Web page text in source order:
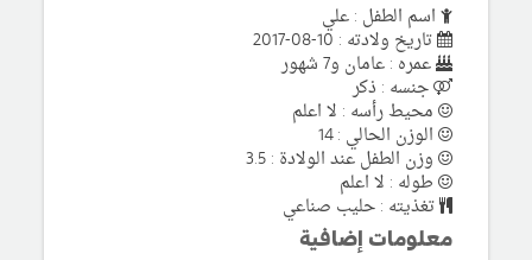
اسم الطفل : علي
تاريخ ولادته : 10-08-2017
عمره : عامان و7 شهور
جنسه : ذكر
محيط رأسه : لا اعلم
الوزن الحالي : 14
وزن الطفل عند الولادة : 3.5
طوله : لا اعلم
تغذيته : حليب صناعي
معلومات إضافية